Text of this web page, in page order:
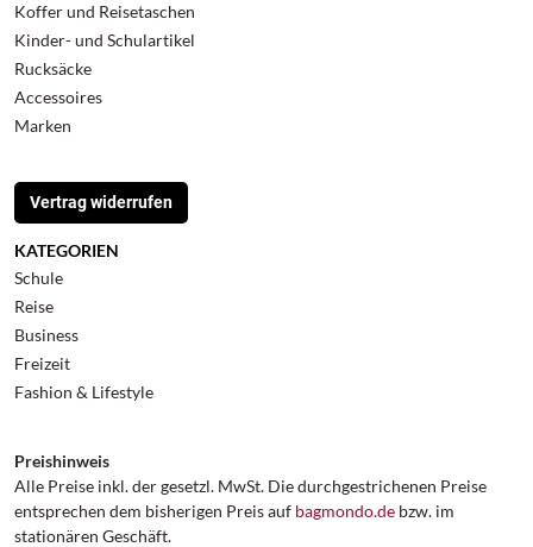
Koffer und Reisetaschen
Kinder- und Schulartikel
Rucksäcke
Accessoires
Marken
Vertrag widerrufen
KATEGORIEN
Schule
Reise
Business
Freizeit
Fashion & Lifestyle
Preishinweis
Alle Preise inkl. der gesetzl. MwSt. Die durchgestrichenen Preise
entsprechen dem bisherigen Preis auf bagmondo.de bzw. im
stationären Geschäft.